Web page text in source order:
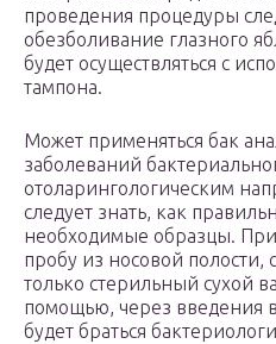
проведения процедуры
обезболивание глазного
будет осуществляться с
тампона.
Может применяться бак
заболеваний
отоларингологическим
следует знать, как
необходимые образцы.
пробу из носовой полости,
только стерильный сухой
помощью, через введения
будет браться